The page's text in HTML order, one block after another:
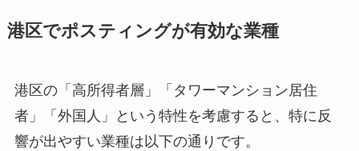
港区でポスティングが有効な業種
港区の「高所得者層」「タワーマンション居住
者」「外国人」という特性を考慮すると、特に反
響が出やすい業種は以下の通りです。